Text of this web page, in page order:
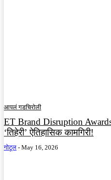
आपलं गडचिरोली
ET Brand Disruption
‘तिहेरी’ ऐतिहासिक कामगिरी!
गोटूल - May 16, 2026